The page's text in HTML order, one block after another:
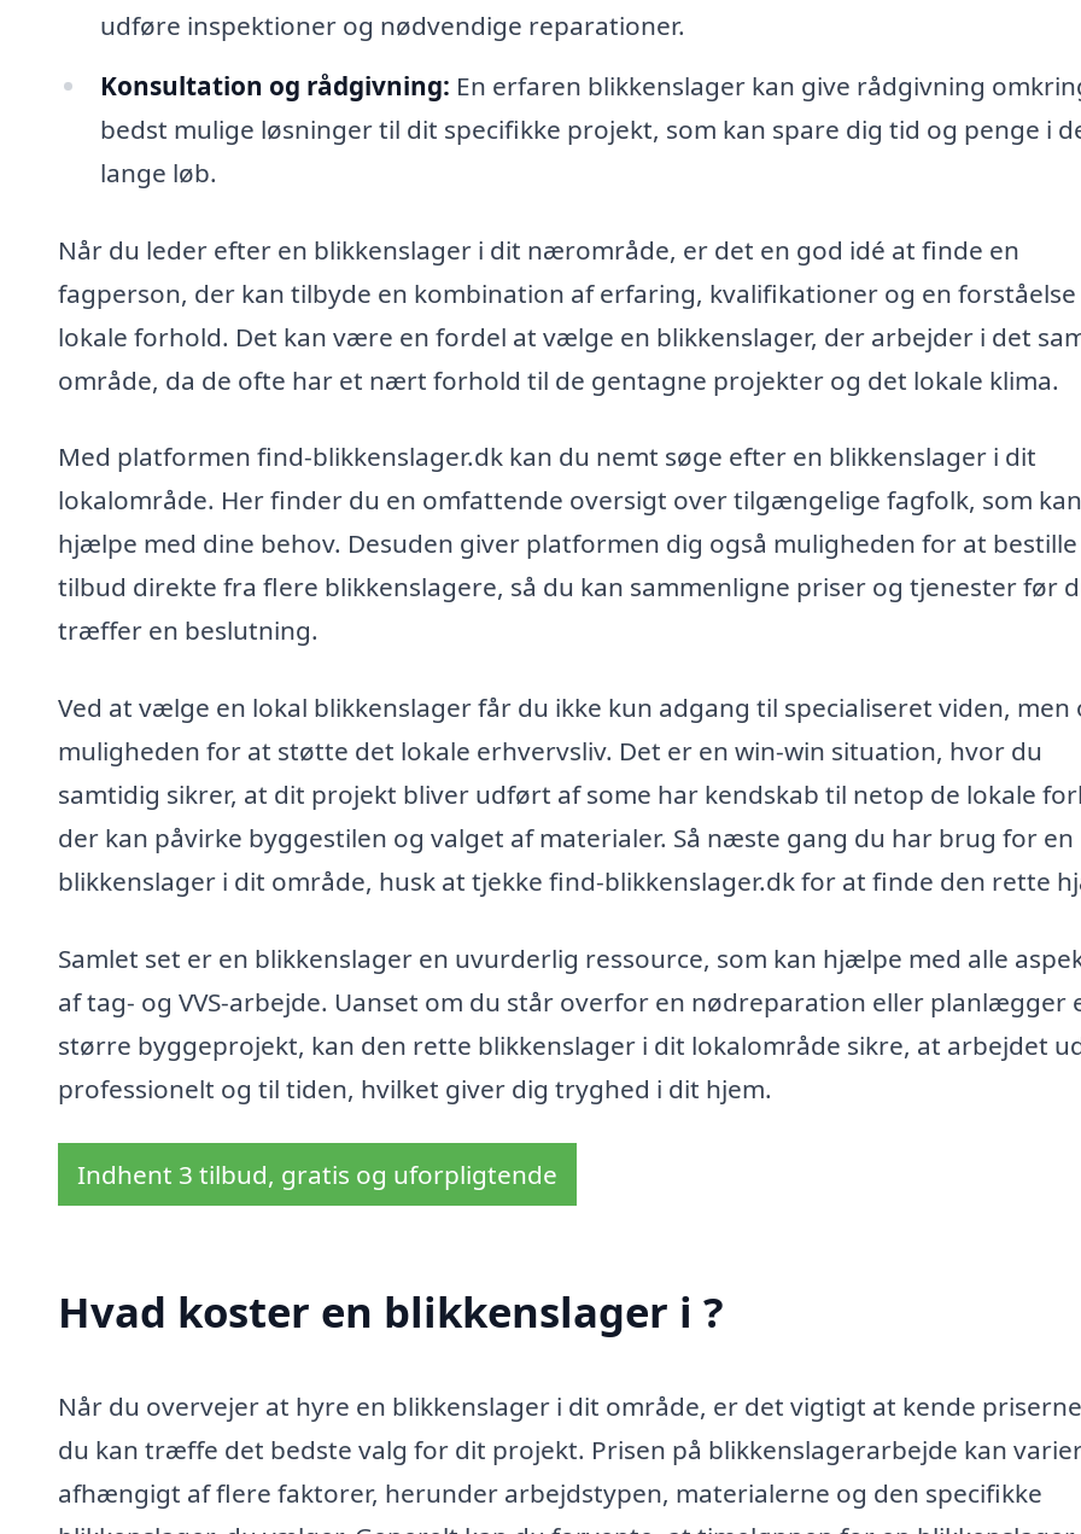
udføre inspektioner og nødvendige reparationer.
Konsultation og rådgivning: En erfaren blikkenslager kan give rådgivning
bedst mulige løsninger til dit specifikke projekt, som kan spare dig tid og penge i
lange løb.
Når du leder efter en blikkenslager i dit nærområde, er det en god idé at finde en
fagperson, der kan tilbyde en kombination af erfaring, kvalifikationer og en
lokale forhold. Det kan være en fordel at vælge en blikkenslager, der arbejder i det
område, da de ofte har et nært forhold til de gentagne projekter og det lokale klima.
Med platformen find-blikkenslager.dk kan du nemt søge efter en blikkenslager i dit
lokalområde. Her finder du en omfattende oversigt over tilgængelige fagfolk, som kan
hjælpe med dine behov. Desuden giver platformen dig også muligheden for at bestille
tilbud direkte fra flere blikkenslagere, så du kan sammenligne priser og tjenester før
træffer en beslutning.
Ved at vælge en lokal blikkenslager får du ikke kun adgang til specialiseret viden, men
muligheden for at støtte det lokale erhvervsliv. Det er en win-win situation, hvor du
samtidig sikrer, at dit projekt bliver udført af some har kendskab til netop de lokale
der kan påvirke byggestilen og valget af materialer. Så næste gang du har brug for en
blikkenslager i dit område, husk at tjekke find-blikkenslager.dk for at finde den rette
Samlet set er en blikkenslager en uvurderlig ressource, som kan hjælpe med alle
af tag- og VVS-arbejde. Uanset om du står overfor en nødreparation eller planlægger
større byggeprojekt, kan den rette blikkenslager i dit lokalområde sikre, at arbejdet
professionelt og til tiden, hvilket giver dig tryghed i dit hjem.
Indhent 3 tilbud, gratis og uforpligtende
Hvad koster en blikkenslager i ?
Når du overvejer at hyre en blikkenslager i dit område, er det vigtigt at kende
du kan træffe det bedste valg for dit projekt. Prisen på blikkenslagerarbejde kan
afhængigt af flere faktorer, herunder arbejdstypen, materialerne og den specifikke